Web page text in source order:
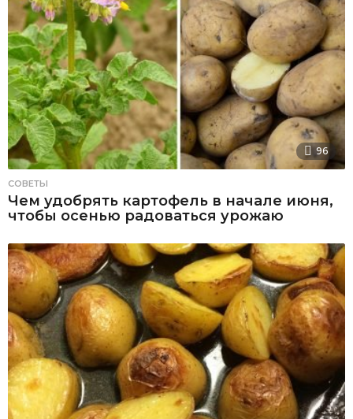
96
СОВЕТЫ
Чем удобрять картофель в начале июня,
чтобы осенью радоваться урожаю